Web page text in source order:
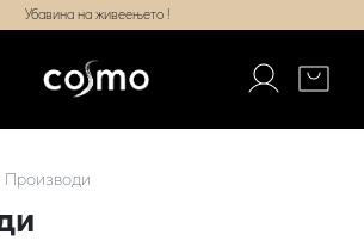
Убавина на живеењето !
Производи